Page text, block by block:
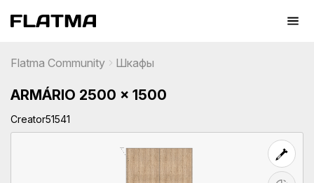
Flatma Community Шкафы
ARMÁRIO 2500 x 1500
Creator51541